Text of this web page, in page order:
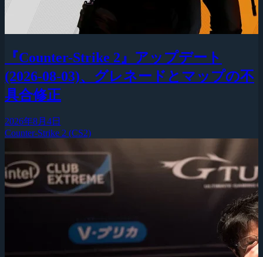
『Counter-Strike 2』アップデート
(2026-08-03)、グレネードとマップの不
具合修正
2026年8月4日
Counter-Strike 2 (CS2)